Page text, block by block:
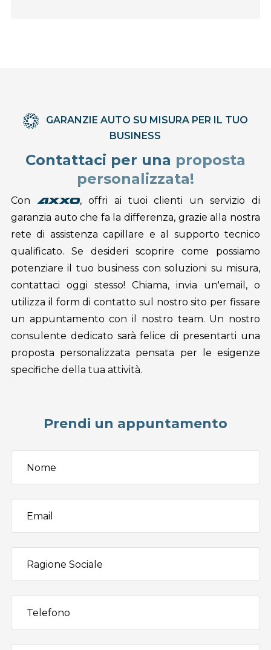
GARANZIE AUTO SU MISURA PER IL TUO
BUSINESS
Contattaci per una proposta
personalizzata!
Con axxo, offri ai tuoi clienti un servizio di
garanzia auto che fa la differenza, grazie alla nostra
rete di assistenza capillare e al supporto tecnico
qualificato. Se desideri scoprire come possiamo
potenziare il tuo business con soluzioni su misura,
contattaci oggi stesso! Chiama, invia un'email, o
utilizza il form di contatto sul nostro sito per fissare
un appuntamento con il nostro team. Un nostro
consulente dedicato sarà felice di presentarti una
proposta personalizzata pensata per le esigenze
specifiche della tua attività.
Prendi un appuntamento